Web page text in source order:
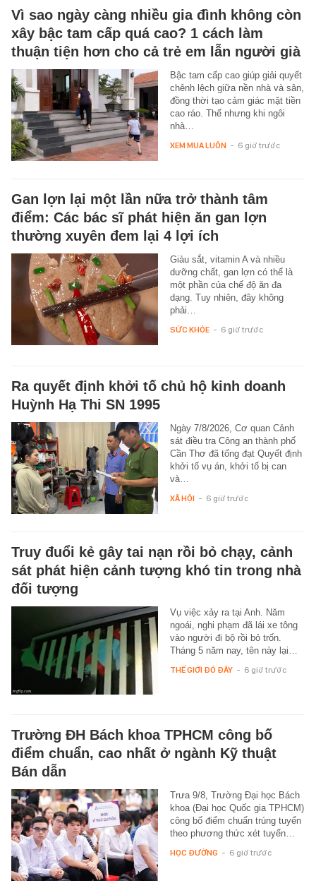
Vì sao ngày càng nhiều gia đình không còn
xây bậc tam cấp quá cao? 1 cách làm
thuận tiện hơn cho cả trẻ em lẫn người già
Bậc tam cấp cao giúp giải quyết
chênh lệch giữa nền nhà và sân,
đồng thời tạo cảm giác mặt tiền
cao ráo. Thế nhưng khi ngôi
nhà…
XEM MUA LUÔN - 6 giờ trước
Gan lợn lại một lần nữa trở thành tâm
điểm: Các bác sĩ phát hiện ăn gan lợn
thường xuyên đem lại 4 lợi ích
Giàu sắt, vitamin A và nhiều
dưỡng chất, gan lợn có thể là
một phần của chế độ ăn đa
dạng. Tuy nhiên, đây không
phải…
SỨC KHỎE - 6 giờ trước
Ra quyết định khởi tố chủ hộ kinh doanh
Huỳnh Hạ Thi SN 1995
Ngày 7/8/2026, Cơ quan Cảnh
sát điều tra Công an thành phố
Cần Thơ đã tống đạt Quyết định
khởi tố vụ án, khởi tố bị can
và…
XÃ HỘI - 6 giờ trước
Truy đuổi kẻ gây tai nạn rồi bỏ chạy, cảnh
sát phát hiện cảnh tượng khó tin trong nhà
đối tượng
Vụ việc xảy ra tại Anh. Năm
ngoái, nghi phạm đã lái xe tông
vào người đi bộ rồi bỏ trốn.
Tháng 5 năm nay, tên này lại…
THẾ GIỚI ĐÓ ĐÂY - 6 giờ trước
Trường ĐH Bách khoa TPHCM công bố
điểm chuẩn, cao nhất ở ngành Kỹ thuật
Bán dẫn
Trưa 9/8, Trường Đại học Bách
khoa (Đại học Quốc gia TPHCM)
công bố điểm chuẩn trúng tuyển
theo phương thức xét tuyển…
HỌC ĐƯỜNG - 6 giờ trước